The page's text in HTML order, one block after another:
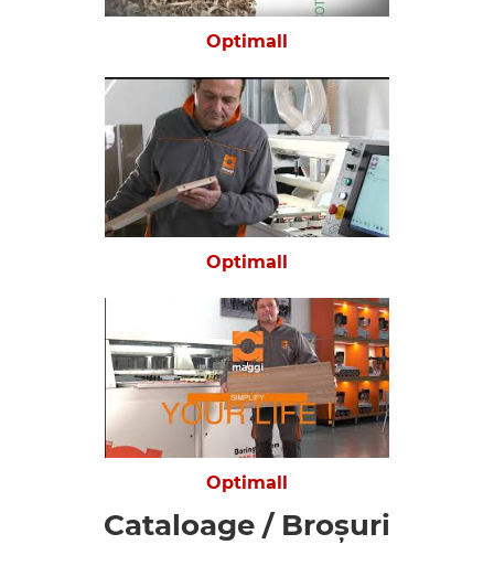
Optimall
Optimall
Optimall
Cataloage / Broșuri